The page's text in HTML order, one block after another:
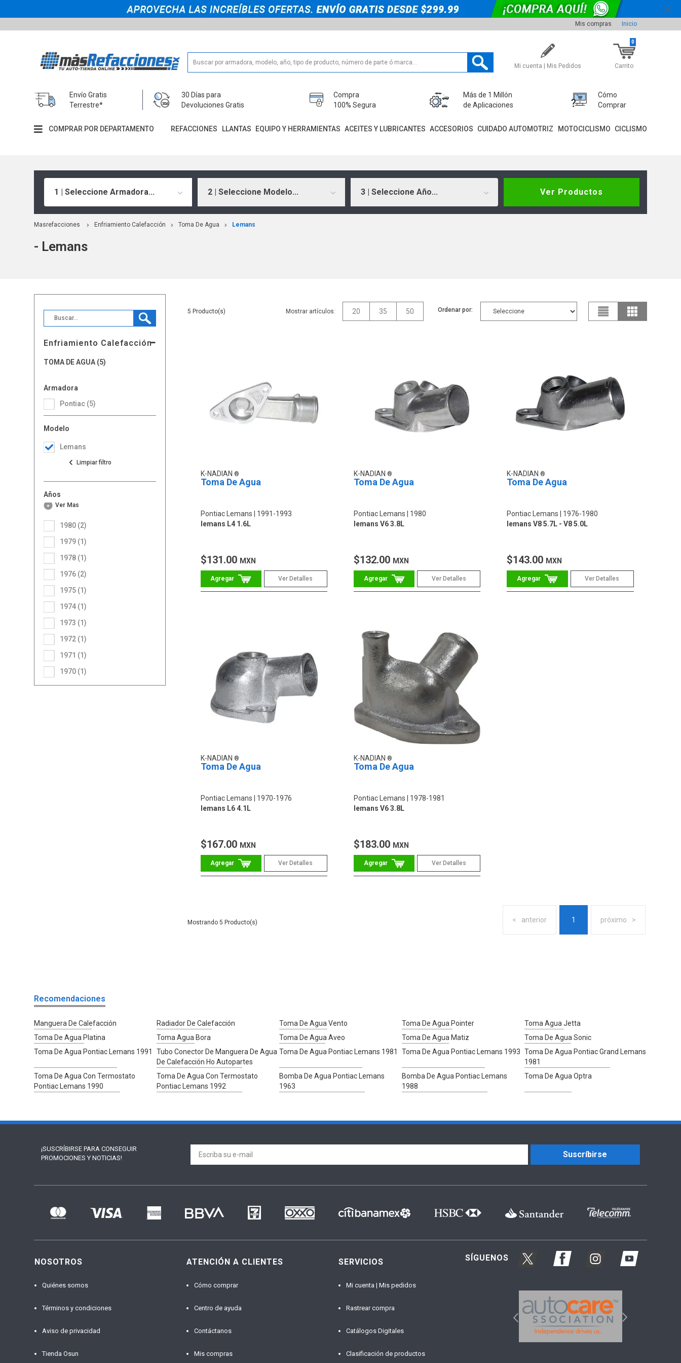
Mis compras Inicio
Mi cuenta | Mis Pedidos Carrito
0
Envío Gratis
Terrestre*
30 Días para
Devoluciones Gratis
Compra
100% Segura
Más de 1 Millón
de Aplicaciones
Cómo
Comprar
COMPRAR POR DEPARTAMENTO REFACCIONES LLANTAS EQUIPO Y HERRAMIENTAS ACEITES Y LUBRICANTES ACCESORIOS CUIDADO AUTOMOTRIZ MOTOCICLISMO CICLISMO
1 | Seleccione Armadora... 2 | Seleccione Modelo... 3 | Seleccione Año... Ver Productos
Masrefacciones Enfriamiento Calefacción Toma De Agua Lemans
- Lemans
Enfriamiento Calefacción
TOMA DE AGUA (5)
Armadora
Pontiac (5)
Modelo
Lemans
Años
1970 (1)
1971 (1)
1972 (1)
1973 (1)
1974 (1)
1975 (1)
1976 (2)
1978 (1)
1979 (1)
1980 (2)
Ver Más
5 Mostrar artículos: 20 35 50 Ordenar por:
K-NADIAN
Toma De Agua
Pontiac Lemans
1991-1993
lemans L4 1.6L
$131.00 MXN
Ver Detalles
K-NADIAN
Toma De Agua
Pontiac Lemans
1980
lemans V6 3.8L
$132.00 MXN
Ver Detalles
K-NADIAN
Toma De Agua
Pontiac Lemans
1976-1980
lemans V8 5.7L - V8 5.0L
$143.00 MXN
Ver Detalles
K-NADIAN
Toma De Agua
Pontiac Lemans
1970-1976
lemans L6 4.1L
$167.00 MXN
Ver Detalles
K-NADIAN
Toma De Agua
Pontiac Lemans
1978-1981
lemans V6 3.8L
$183.00 MXN
Ver Detalles
anterior 1 próximo
5
Recomendaciones
Manguera De Calefacción Radiador De Calefacción Toma De Agua Vento Toma De Agua Pointer
Toma Agua Jetta
Toma De Agua Platina
Toma Agua Bora Toma De Agua Aveo Toma De Agua Matiz
Toma De Agua Sonic
Toma De Agua Pontiac Lemans 1991
Tubo Conector De Manguera De Agua
De Calefacción Ho Autopartes
Toma De Agua Pontiac Lemans 1981 Toma De Agua Pontiac Lemans 1993 Toma De Agua Pontiac Grand Lemans
1981
Toma De Agua Con Termostato
Pontiac Lemans 1990
Toma De Agua Con Termostato
Pontiac Lemans 1992
Bomba De Agua Pontiac Lemans
1963
Bomba De Agua Pontiac Lemans
1988
Toma De Agua Optra
¡SUSCRÍBIRSE PARA CONSEGUIR
PROMOCIONES Y NOTICIAS!
Suscríbirse
NOSOTROS
Quiénes somos
Términos y condiciones
Aviso de privacidad
Tienda Osun
ATENCIÓN A CLIENTES
Cómo comprar
Centro de ayuda
Contáctanos
Mis compras
SERVICIOS
Mi cuenta | Mis pedidos
Rastrear compra
Catálogos Digitales
Clasificación de productos
SÍGUENOS